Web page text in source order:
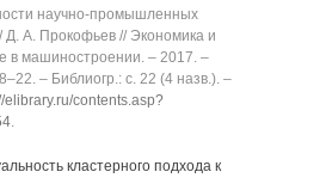
научно-промышленных
Д. А. Прокофьев // Экономика и
в машиностроении. ‒ 2017. ‒
‒ Библиогр.: с. 22 (4 назв.). ‒
elibrary.ru/contents.asp?
.
кластерного подхода к